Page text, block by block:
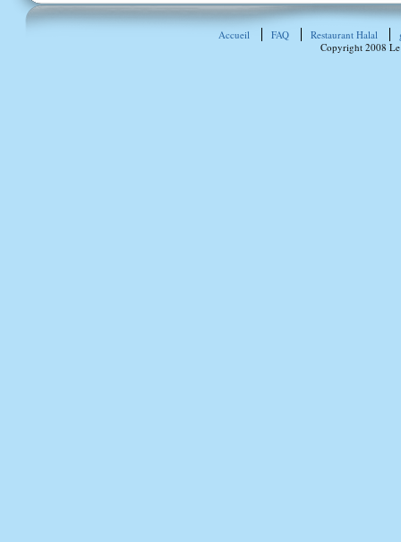
Accueil FAQ Restaurant Halal
Copyright 2008